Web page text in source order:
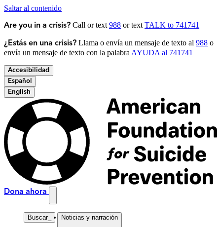
Saltar al contenido
Are you in a crisis? Call or text 988 or text TALK to 741741
¿Estás en una crisis? Llama o envía un mensaje de texto al 988 o
envía un mensaje de texto con la palabra AYUDA al 741741
Accesibilidad
Español
English
Dona ahora
Buscar_ Noticias y narración